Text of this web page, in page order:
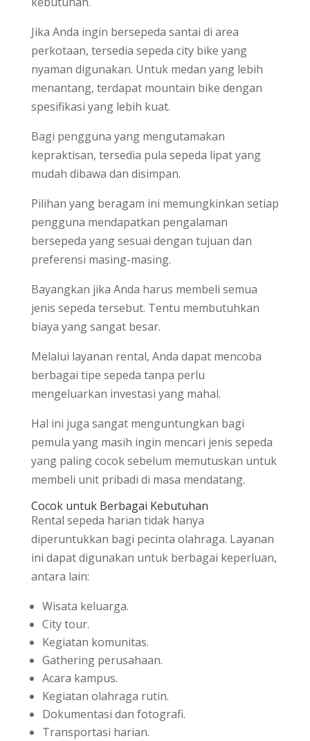
Jika Anda ingin bersepeda santai di area
perkotaan, tersedia sepeda city bike yang
nyaman digunakan. Untuk medan yang lebih
menantang, terdapat mountain bike dengan
spesifikasi yang lebih kuat.
Bagi pengguna yang mengutamakan
kepraktisan, tersedia pula sepeda lipat yang
mudah dibawa dan disimpan.
Pilihan yang beragam ini memungkinkan setiap
pengguna mendapatkan pengalaman
bersepeda yang sesuai dengan tujuan dan
preferensi masing-masing.
Bayangkan jika Anda harus membeli semua
jenis sepeda tersebut. Tentu membutuhkan
biaya yang sangat besar.
Melalui layanan rental, Anda dapat mencoba
berbagai tipe sepeda tanpa perlu
mengeluarkan investasi yang mahal.
Hal ini juga sangat menguntungkan bagi
pemula yang masih ingin mencari jenis sepeda
yang paling cocok sebelum memutuskan untuk
membeli unit pribadi di masa mendatang.
Cocok untuk Berbagai Kebutuhan
Rental sepeda harian tidak hanya
diperuntukkan bagi pecinta olahraga. Layanan
ini dapat digunakan untuk berbagai keperluan,
antara lain:
Wisata keluarga.
City tour.
Kegiatan komunitas.
Gathering perusahaan.
Acara kampus.
Kegiatan olahraga rutin.
Dokumentasi dan fotografi.
Transportasi harian.